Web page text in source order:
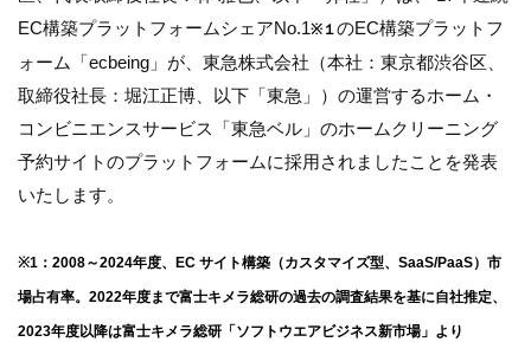
EC構築プラットフォームシェアNo.1※１のEC構築プラットフ
ォーム「ecbeing」が、東急株式会社（本社：東京都渋谷区、
取締役社長：堀江正博、以下「東急」）の運営するホーム・
コンビニエンスサービス「東急ベル」のホームクリーニング
予約サイトのプラットフォームに採用されましたことを発表
いたします。
※1：2008～2024年度、EC サイト構築（カスタマイズ型、SaaS/PaaS）市
場占有率。2022年度まで富士キメラ総研の過去の調査結果を基に自社推定、
2023年度以降は富士キメラ総研「ソフトウエアビジネス新市場」より